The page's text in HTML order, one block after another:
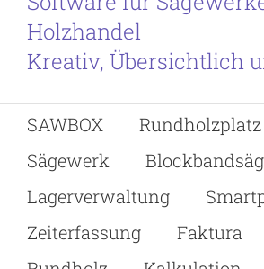
Holzhandel
Kreativ, Übersichtlich
SAWBOX
Rundholzplatz
Sägewerk
Lagerverwaltung
Zeiterfassung
Faktura